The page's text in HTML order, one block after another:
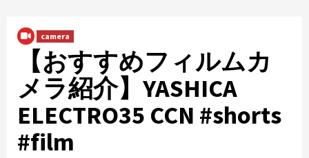
camera
【おすすめフィルムカ
メラ紹介】YASHICA
ELECTRO35 CCN #shorts
#film